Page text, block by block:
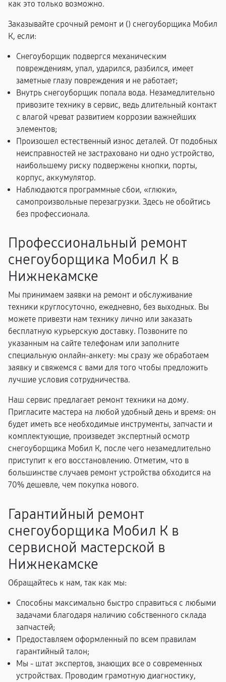
как это только возможно.
Заказывайте срочный ремонт и () снегоуборщика Мобил
К, если:
Снегоуборщик подвергся механическим
повреждениям, упал, ударился, разбился, имеет
заметные глазу повреждения и не работает;
Внутрь снегоуборщик попала вода. Незамедлительно
привозите технику в сервис, ведь длительный контакт
с влагой чреват развитием коррозии важнейших
элементов;
Произошел естественный износ деталей. От подобных
неисправностей не застраховано ни одно устройство,
наибольшему риску подвержены кнопки, порты,
корпус, аккумулятор.
Наблюдаются программные сбои, «глюки»,
самопроизвольные перезагрузки. Здесь не обойтись
без профессионала.
Профессиональный ремонт
снегоуборщика Мобил К в
Нижнекамске
Мы принимаем заявки на ремонт и обслуживание
техники круглосуточно, ежедневно, без выходных. Вы
можете привезти нам технику лично или заказать
бесплатную курьерскую доставку. Позвоните по
указанным на сайте телефонам или заполните
специальную онлайн-анкету: мы сразу же обработаем
заявку и свяжемся с вами для того чтобы предложить
лучшие условия сотрудничества.
Наш сервис предлагает ремонт техники на дому.
Пригласите мастера на любой удобный день и время: он
будет иметь все необходимые инструменты, запчасти и
комплектующие, произведет экспертный осмотр
снегоуборщика Мобил К, после чего незамедлительно
приступит к его восстановлению. Отметим, что в
большинстве случаев ремонт устройства обходится на
70% дешевле, чем покупка нового.
Гарантийный ремонт
снегоуборщика Мобил К в
сервисной мастерской в
Нижнекамске
Обращайтесь к нам, так как мы:
Способны максимально быстро справиться с любыми
задачами благодаря наличию собственного склада
запчастей;
Предоставляем оформленный по всем правилам
гарантийный талон;
Мы - штат экспертов, знающих все о современных
устройствах. Проводим грамотную диагностику,